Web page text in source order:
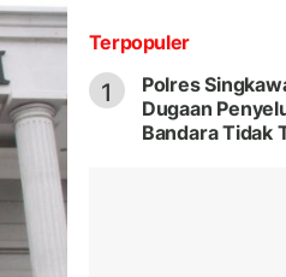
Terpopuler
1
Polres
Dugaan
Bandara Tidak